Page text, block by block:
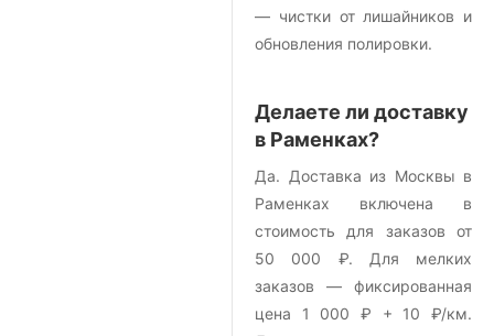
— чистки от лишайников и
обновления полировки.
Делаете ли доставку
в Раменках?
Да. Доставка из Москвы в
Раменках включена в
стоимость для заказов от
50 000 ₽. Для мелких
заказов — фиксированная
цена 1 000 ₽ + 10 ₽/км.